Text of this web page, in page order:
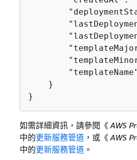
    }
}
如需詳細資訊，請參閱《AWS
中的更新服務管道，或《AWS
中的更新服務管道。